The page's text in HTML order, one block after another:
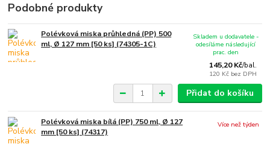
Podobné produkty
Polévková miska průhledná (PP) 500
ml, Ø 127 mm [50 ks] (74305-1C)
145,20 Kč/bal.
120 Kč bez DPH
Skladem u dodavatele -
odesíláme následující
prac. den
Přidat do košíku
Polévková miska bílá (PP) 750 ml, Ø 127
mm [50 ks] (74317)
Více než týden